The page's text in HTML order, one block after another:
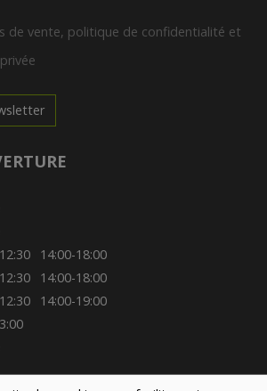
de vente, politique de confidentialité et
14:00-18:00
14:00-18:00
14:00-19:00